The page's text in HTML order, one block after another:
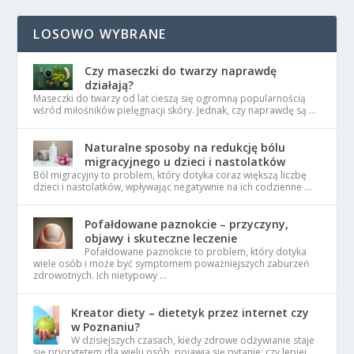
LOSOWO WYBRANE
Czy maseczki do twarzy naprawdę
działają?
Maseczki do twarzy od lat cieszą się ogromną popularnością
wśród miłośników pielęgnacji skóry. Jednak, czy naprawdę są …
Naturalne sposoby na redukcję bólu
migracyjnego u dzieci i nastolatków
Ból migracyjny to problem, który dotyka coraz większą liczbę
dzieci i nastolatków, wpływając negatywnie na ich codzienne …
Pofałdowane paznokcie – przyczyny,
objawy i skuteczne leczenie
Pofałdowane paznokcie to problem, który dotyka
wiele osób i może być symptomem poważniejszych zaburzeń
zdrowotnych. Ich nietypowy …
Kreator diety – dietetyk przez internet czy
w Poznaniu?
W dzisiejszych czasach, kiedy zdrowe odżywianie staje